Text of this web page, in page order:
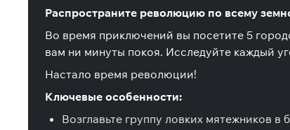
Распространите революцию по всему
Во время приключений вы посетите 5
вам ни минуты покоя. Исследуйте каждый
Настало время революции!
Ключевые особенности:
Возглавьте группу ловких мятежников